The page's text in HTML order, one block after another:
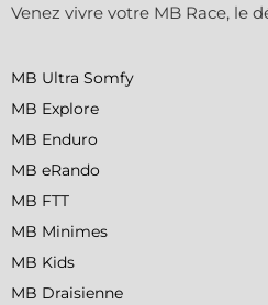
Venez vivre votre MB Race, le
MB Ultra Somfy
MB Explore
MB Enduro
MB eRando
MB FTT
MB Minimes
MB Kids
MB Draisienne